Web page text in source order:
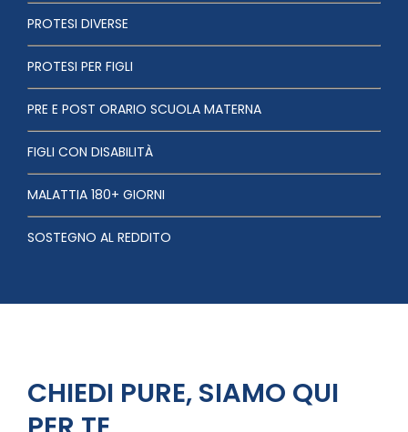
PROTESI DIVERSE
PROTESI PER FIGLI
PRE E POST ORARIO SCUOLA MATERNA
FIGLI CON DISABILITÀ
MALATTIA 180+ GIORNI
SOSTEGNO AL REDDITO
CHIEDI PURE, SIAMO QUI